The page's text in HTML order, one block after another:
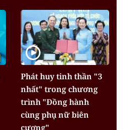
Phát huy tinh thần "3
nhất" trong chương
trình "Đồng hành
cùng phụ nữ biên
cương"